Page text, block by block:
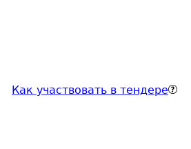
Как участвовать в тендере